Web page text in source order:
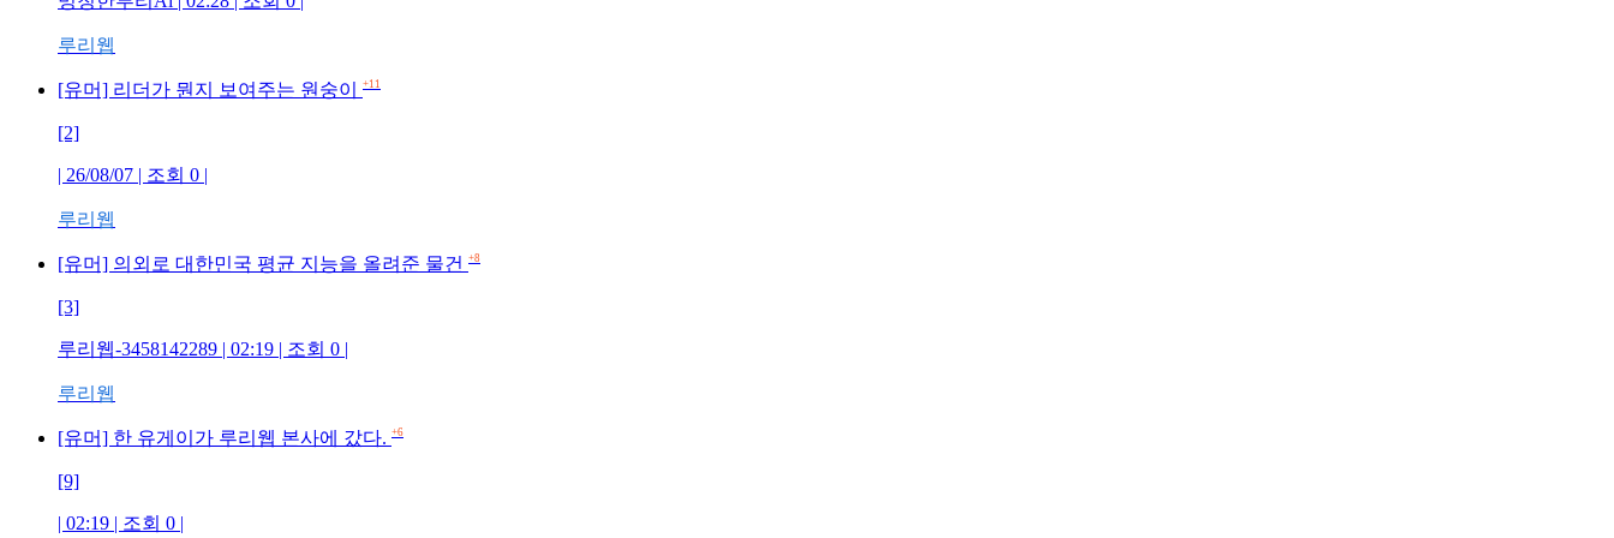
루리웹
[유머] 리더가 뭔지 보여주는 원숭이 +11
[2]
| 26/08/07 | 조회 0 |
루리웹
[유머] 의외로 대한민국 평균 지능을 올려준 물건 +8
[3]
루리웹-3458142289 | 02:19 | 조회 0 |
루리웹
[유머] 한 유게이가 루리웹 본사에 갔다. +6
[9]
| 02:19 | 조회 0 |